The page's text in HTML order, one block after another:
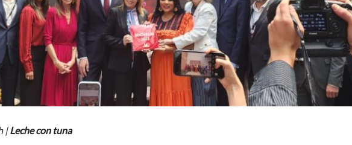
| Leche con tuna